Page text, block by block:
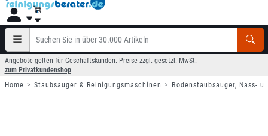
Angebote gelten für Geschäftskunden. Preise zzgl. gesetzl. MwSt.
zum Privatkundenshop
Home
Staubsauger & Reinigungsmaschinen Bodenstaubsauger, Nass-